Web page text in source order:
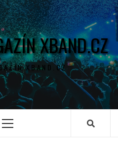
XBAND.CZ
XBAND.CZ
Primary